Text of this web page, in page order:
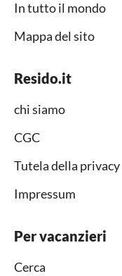
In tutto il mondo
Mappa del sito
Resido.it
chi siamo
CGC
Tutela della privacy
Impressum
Per vacanzieri
Cerca